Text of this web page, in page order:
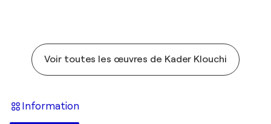
Voir toutes les œuvres de Kader Klouchi
Information